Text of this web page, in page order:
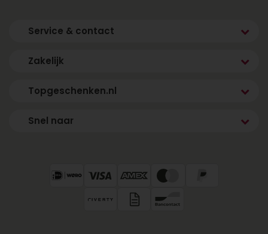
Service & contact
Zakelijk
Topgeschenken.nl
Snel naar